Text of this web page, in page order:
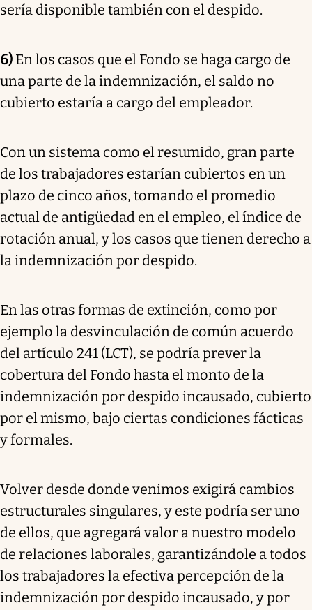
sería disponible también con el despido.
6) En los casos que el Fondo se haga cargo de
una parte de la indemnización, el saldo no
cubierto estaría a cargo del empleador.
Con un sistema como el resumido, gran parte
de los trabajadores estarían cubiertos en un
plazo de cinco años, tomando el promedio
actual de antigüedad en el empleo, el índice de
rotación anual, y los casos que tienen derecho a
la indemnización por despido.
En las otras formas de extinción, como por
ejemplo la desvinculación de común acuerdo
del artículo 241 (LCT), se podría prever la
cobertura del Fondo hasta el monto de la
indemnización por despido incausado, cubierto
por el mismo, bajo ciertas condiciones fácticas
y formales.
Volver desde donde venimos exigirá cambios
estructurales singulares, y este podría ser uno
de ellos, que agregará valor a nuestro modelo
de relaciones laborales, garantizándole a todos
los trabajadores la efectiva percepción de la
indemnización por despido incausado, y por